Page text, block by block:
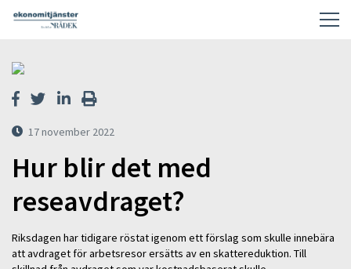
17 november 2022
Hur blir det med
reseavdraget?
Riksdagen har tidigare röstat igenom ett förslag som skulle innebära
att avdraget för arbetsresor ersätts av en skattereduktion. Till